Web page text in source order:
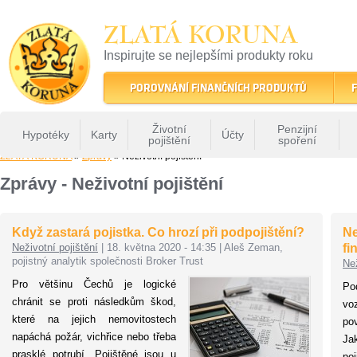
ZLATÁ KORUNA
Inspirujte se nejlepšími produkty roku
22 let tradice a kvality na finančním trhu
POROVNÁNÍ FINANČNÍCH PRODUKTŮ
Hypotéky Karty
Životní
pojištění
Účty
Penzijní
spoření
ZLATÁ KORUNA» Zprávy » Neživotní pojištění
Zprávy - Neživotní pojištění
Když zastará pojistka. Co hrozí při podpojištění?
Neživotní pojištění 18. května 2020 - 14:35
Aleš Zeman,
pojistný analytik společnosti Broker Trust
Pro většinu Čechů je logické
chránit se proti následkům škod,
které na jejich nemovitostech
napáchá požár, vichřice nebo třeba
prasklé potrubí. Pojištěné jsou u